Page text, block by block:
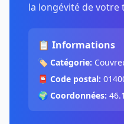
la longévité de votre
📋 Informations
🏷️ Catégorie:
📮 Code postal:
🌍 Coordonnées: